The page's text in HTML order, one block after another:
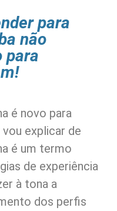
para
não
para
é novo para
explicar de
é um termo
de experiência
à tona a
dos perfis